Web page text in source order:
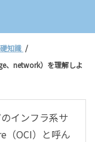
知識
、network）を理解しよ
インフラ系サ
OCI）と呼ん